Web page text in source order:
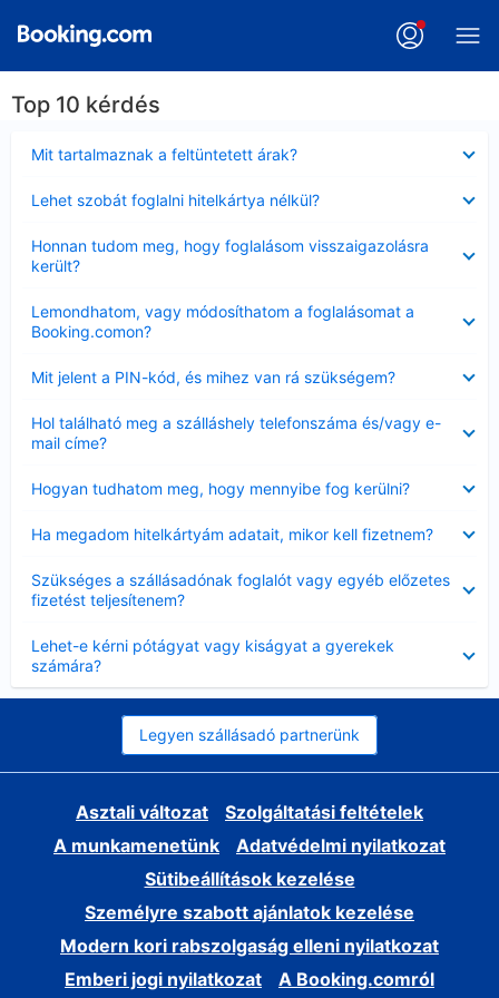
Top 10 kérdés
Mit tartalmaznak a feltüntetett árak?
Lehet szobát foglalni hitelkártya nélkül?
Honnan tudom meg, hogy foglalásom visszaigazolásra
került?
Lemondhatom, vagy módosíthatom a foglalásomat a
Booking.comon?
Mit jelent a PIN-kód, és mihez van rá szükségem?
Hol található meg a szálláshely telefonszáma és/vagy e-
mail címe?
Hogyan tudhatom meg, hogy mennyibe fog kerülni?
Ha megadom hitelkártyám adatait, mikor kell fizetnem?
Szükséges a szállásadónak foglalót vagy egyéb előzetes
fizetést teljesítenem?
Lehet-e kérni pótágyat vagy kiságyat a gyerekek
számára?
Legyen szállásadó partnerünk
Asztali változat
Szolgáltatási feltételek
A munkamenetünk
Adatvédelmi nyilatkozat
Sütibeállítások kezelése
Személyre szabott ajánlatok kezelése
Modern kori rabszolgaság elleni nyilatkozat
Emberi jogi nyilatkozat
A Booking.comról